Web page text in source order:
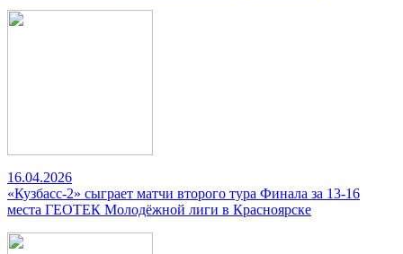
16.04.2026
«Кузбасс-2» сыграет матчи второго тура Финала за 13-16
места ГЕОТЕК Молодёжной лиги в Красноярске